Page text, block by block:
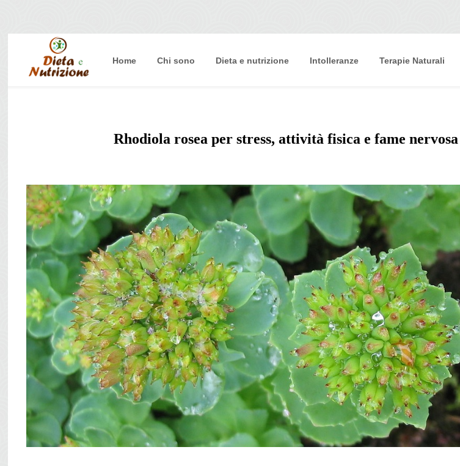
Home Chi sono Dieta e nutrizione Intolleranze Terapie Naturali
Rhodiola rosea per stress, attività fisica e fame nervosa